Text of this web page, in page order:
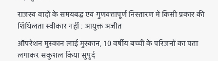
राजस्व वादों के समयबद्ध एवं गुणवत्तापूर्ण निस्तारण में किसी प्रकार की
शिथिलता स्वीकार नहीं : आयुक्त अजीत
ऑपरेशन मुस्कान लाई मुस्कान, 10 वर्षीय बच्ची के परिजनों का पता
लगाकर सकुशल किया सुपुर्द